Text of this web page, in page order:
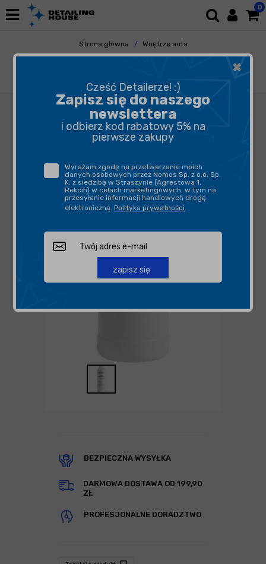
0
Strona główna
Wnętrze auta
Tapicerka Skórzana
Ochrona Skóry
BEZPIECZNA WYSYŁKA
DARMOWA DOSTAWA OD 199,90
ZŁ
PROFESJONALNE DORADZTWO
×
Cześć Detailerze! :)
Zapisz się do naszego
newslettera
i odbierz kod rabatowy 5% na
pierwsze zakupy
Wyrażam zgodę na przetwarzanie moich
danych osobowych przez Nomos Sp. z o.o. Sp.
K. z siedzibą w Straszynie (Agrestowa 1,
Rekcin) w celach marketingowych, w tym na
przesyłanie informacji handlowych drogą
elektroniczną. Polityka prywatności.
zapisz się